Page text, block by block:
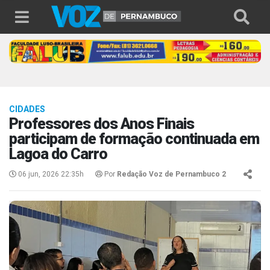
CIDADES
Professores dos Anos Finais
participam de formação continuada em
Lagoa do Carro
06 jun, 2026 22:35h Por Redação Voz de Pernambuco 2